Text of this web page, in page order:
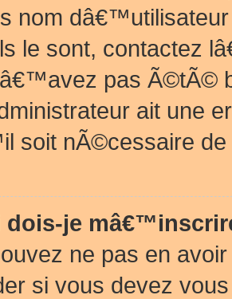
nom
le sont, contactez
pas Ã©tÃ©
ait une
soit nÃ©cessaire de
dois-je
ne pas en
si vous devez